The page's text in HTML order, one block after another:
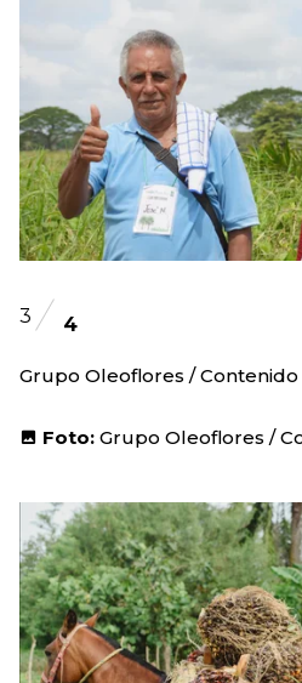
3 4
Grupo Oleoflores /
Foto: Grupo Oleoflores /